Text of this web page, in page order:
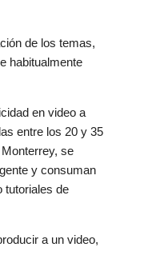
de los temas,
habitualmente
en video a
entre los 20 y 35
se
y consuman
tutoriales de
a un video,